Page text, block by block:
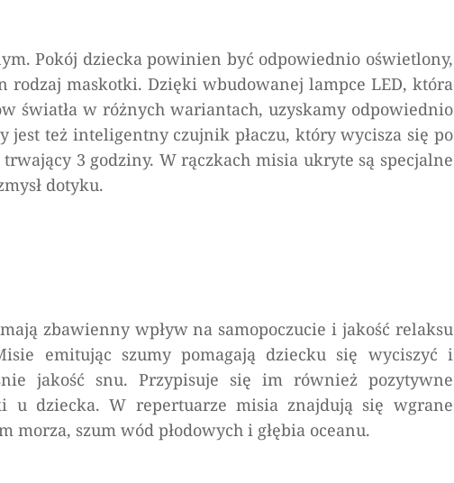
Pokój dziecka powinien być odpowiednio oświetlony,
maskotki. Dzięki wbudowanej lampce LED, która
światła w różnych wariantach, uzyskamy odpowiednio
jest też inteligentny czujnik płaczu, który wycisza się po
3 godziny. W rączkach misia ukryte są specjalne
dotyku.
zbawienny wpływ na samopoczucie i jakość relaksu
emitując szumy pomagają dziecku się wyciszyć i
jakość snu. Przypisuje się im również pozytywne
u dziecka. W repertuarze misia znajdują się wgrane
szum wód płodowych i głębia oceanu.